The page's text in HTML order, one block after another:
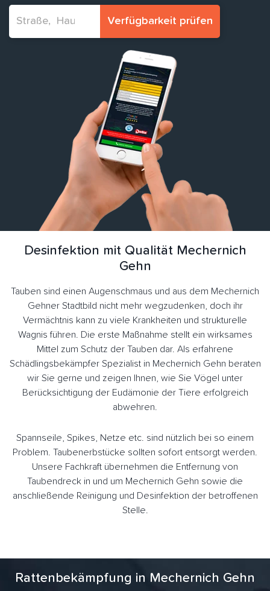
Verfügbarkeit prüfen
Desinfektion mit Qualität Mechernich
Gehn
Tauben sind einen Augenschmaus und aus dem Mechernich
Gehner Stadtbild nicht mehr wegzudenken, doch ihr
Vermächtnis kann zu viele Krankheiten und strukturelle
Wagnis führen. Die erste Maßnahme stellt ein wirksames
Mittel zum Schutz der Tauben dar. Als erfahrene
Schädlingsbekämpfer Spezialist in Mechernich Gehn beraten
wir Sie gerne und zeigen Ihnen, wie Sie Vögel unter
Berücksichtigung der Eudämonie der Tiere erfolgreich
abwehren.
Spannseile, Spikes, Netze etc. sind nützlich bei so einem
Problem. Taubenerbstücke sollten sofort entsorgt werden.
Unsere Fachkraft übernehmen die Entfernung von
Taubendreck in und um Mechernich Gehn sowie die
anschließende Reinigung und Desinfektion der betroffenen
Stelle.
Rattenbekämpfung in Mechernich Gehn